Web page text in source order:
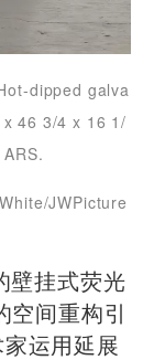
dipped galva
46 3/4 x 16 1/
JWPicture
壁挂式荧光
间重构引
运用延展